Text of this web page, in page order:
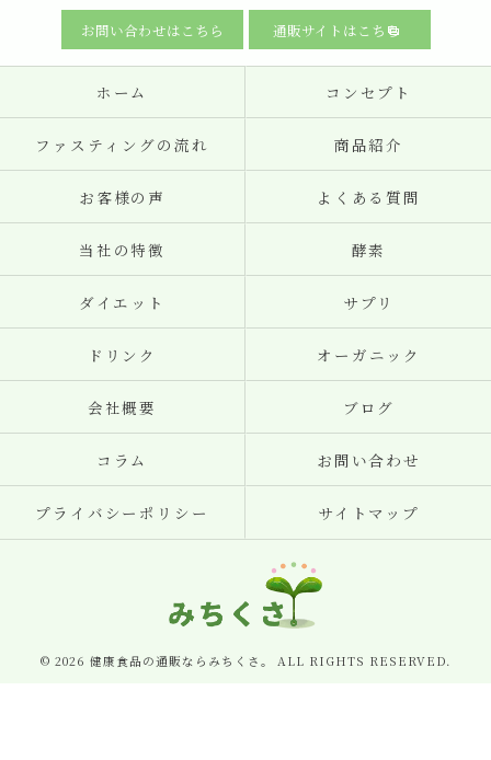
お問い合わせはこちら 通販サイトはこちら
ホーム コンセプト
ファスティングの流れ 商品紹介
お客様の声 よくある質問
当社の特徴 酵素
ダイエット サプリ
ドリンク オーガニック
会社概要 ブログ
コラム お問い合わせ
プライバシーポリシー サイトマップ
© 2026 健康食品の通販ならみちくさ。 ALL RIGHTS RESERVED.